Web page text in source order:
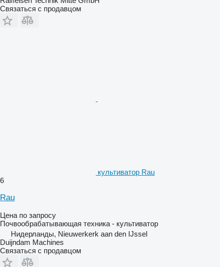
Связаться с продавцом
культиватор Rau
6
Rau
Цена по запросу
Почвообрабатывающая техника - культиватор
Нидерланды, Nieuwerkerk aan den IJssel
Duijndam Machines
Связаться с продавцом